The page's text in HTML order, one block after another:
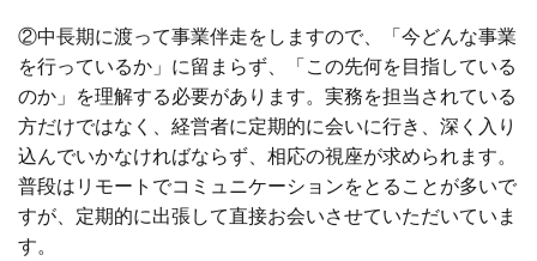
②中長期に渡って事業伴走をしますので、「今どんな事業
を行っているか」に留まらず、「この先何を目指している
のか」を理解する必要があります。実務を担当されている
方だけではなく、経営者に定期的に会いに行き、深く入り
込んでいかなければならず、相応の視座が求められます。
普段はリモートでコミュニケーションをとることが多いで
すが、定期的に出張して直接お会いさせていただいていま
す。